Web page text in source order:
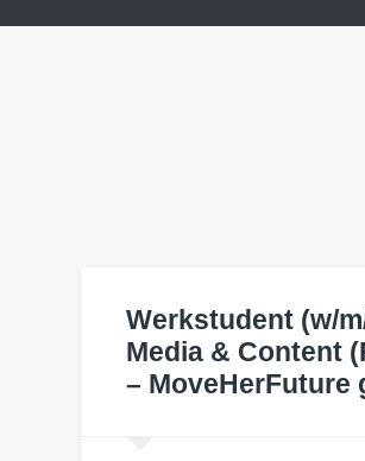
Werkstudent (w/
Media & Content
– MoveHerFuture